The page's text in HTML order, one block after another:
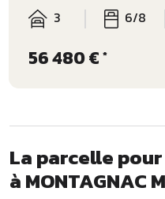
3 6/8
56 480 € *
La parcelle
à MONTAGNAC